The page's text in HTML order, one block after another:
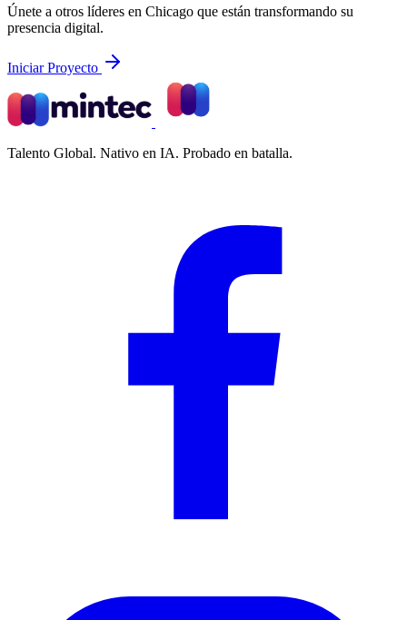
Únete a otros líderes en Chicago que están transformando su
presencia digital.
Iniciar Proyecto
Talento Global. Nativo en IA. Probado en batalla.